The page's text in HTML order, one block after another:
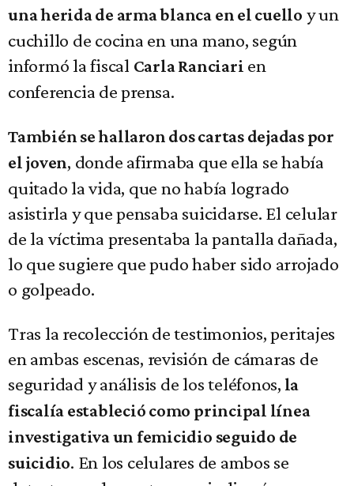
una herida de arma blanca en el cuello y un
cuchillo de cocina en una mano, según
informó la fiscal Carla Ranciari en
conferencia de prensa.
También se hallaron dos cartas dejadas por
el joven, donde afirmaba que ella se había
quitado la vida, que no había logrado
asistirla y que pensaba suicidarse. El celular
de la víctima presentaba la pantalla dañada,
lo que sugiere que pudo haber sido arrojado
o golpeado.
Tras la recolección de testimonios, peritajes
en ambas escenas, revisión de cámaras de
seguridad y análisis de los teléfonos, la
fiscalía estableció como principal línea
investigativa un femicidio seguido de
suicidio. En los celulares de ambos se